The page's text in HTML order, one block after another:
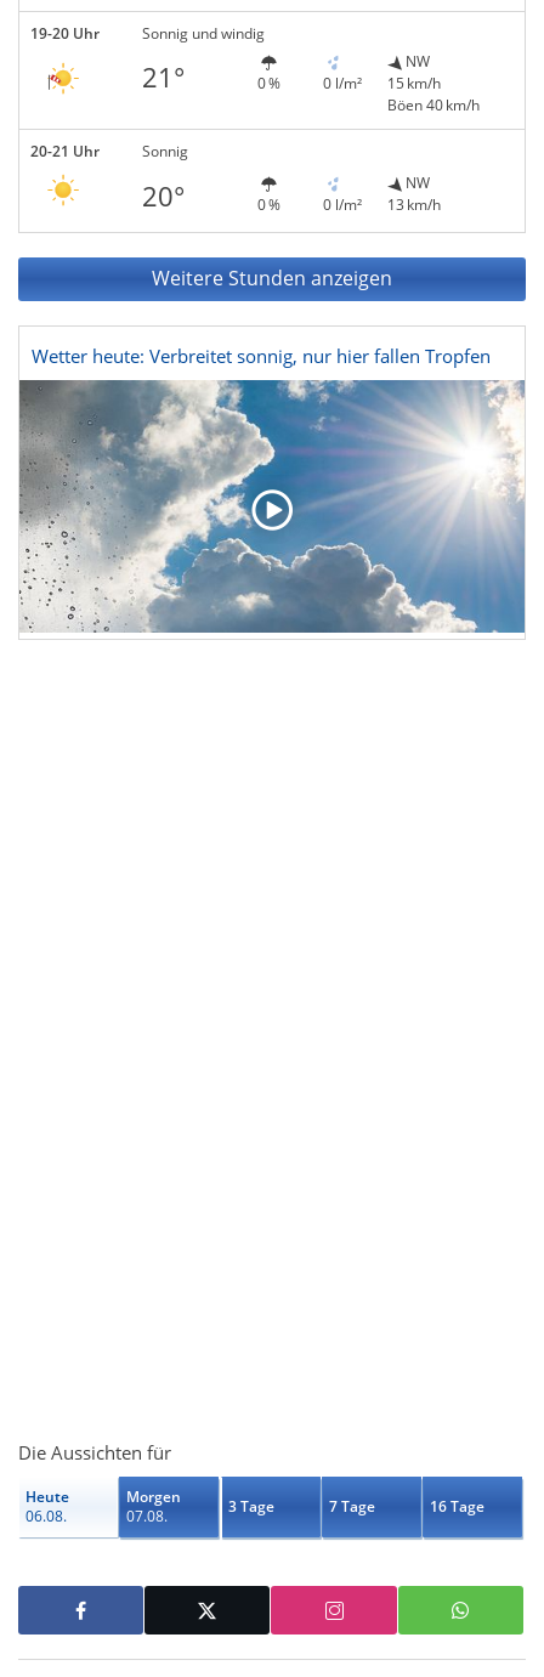
19-20 Uhr Sonnig und windig
21° 0 % 0 l/m²
NW
15 km/h
Böen 40 km/h
20-21 Uhr Sonnig
20° 0 % 0 l/m²
NW
13 km/h
Weitere Stunden anzeigen
Wetter heute: Verbreitet sonnig, nur hier fallen Tropfen
Die Aussichten für
Heute
06.08.
Morgen
07.08.
3 Tage 7 Tage 16 Tage